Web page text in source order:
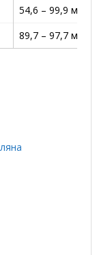
54,6 – 99,9 м2
89,7 – 97,7 м2